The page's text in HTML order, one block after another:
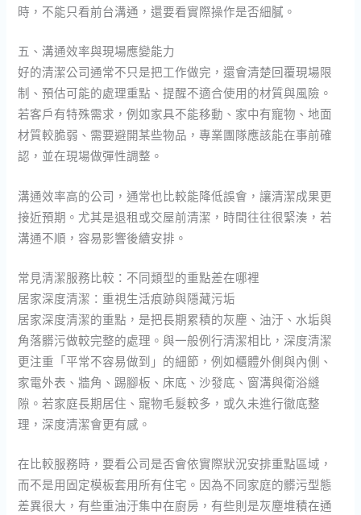
時，不能只看前台溝通，還要看實際操作是否細膩。
五、溝通效率與現場應變能力
好的清潔公司通常不只是把工作做完，還會清楚回覆現場限
制、預估可能的處理重點、提醒不適合使用的材質與風險。
若客戶有特殊需求，例如家具不能移動、家中有寵物、地面
材質較脆弱、需要避開某些物品，專業團隊應該能在事前確
認，並在現場做彈性調整。
溝通效率高的公司，通常也比較能降低誤會，讓清潔成果更
接近預期。尤其是退租或交屋前清潔，時間往往很緊湊，若
溝通不順，容易影響後續安排。
常見清潔服務比較：不同類型的重點差在哪裡
居家深度清潔：重視生活痕跡與隱藏污垢
居家深度清潔的重點，是把長期累積的灰塵、油汙、水垢與
角落髒污做較完整的處理。與一般例行清潔相比，深度清潔
更注重「平常不容易做到」的細節，例如櫃體外側與內側、
家電外表、牆角、踢腳板、床底、沙發底、窗溝與衛浴縫
隙。若家庭長期居住、寵物毛髮較多，或久未進行徹底整
理，深度清潔會更有感。
在比較服務時，要看公司是否會依實際狀況安排重點區域，
而不是用固定模板套用所有住宅。因為不同家庭的髒污型態
差異很大，有些重油汙集中在廚房，有些則是灰塵堆積在通